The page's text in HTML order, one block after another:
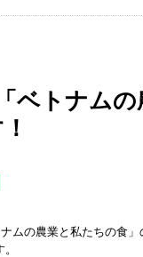
ムの農業と私たちの食